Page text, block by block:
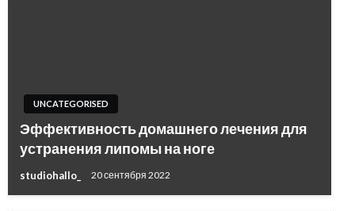
UNCATEGORISED
Эффективность домашнего лечения для
устранения липомы на ноге
studiohallo_ 20 сентября 2022